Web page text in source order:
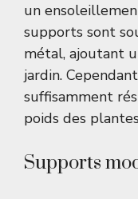
un
supports sont
métal, ajoutant
jardin.
suffisamment
poids des
Supports